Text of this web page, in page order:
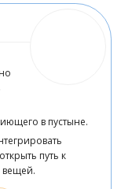
в пустыне.
путь к